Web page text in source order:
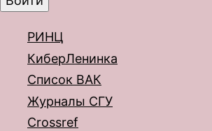
РИНЦ
КиберЛенинка
Список ВАК
Журналы СГУ
Crossref